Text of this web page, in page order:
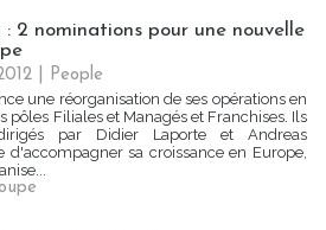
2 nominations pour une nouvelle
People
une réorganisation de ses opérations en
pôles Filiales et Managés et Franchises. Ils
par Didier Laporte et Andreas
d'accompagner sa croissance en Europe,